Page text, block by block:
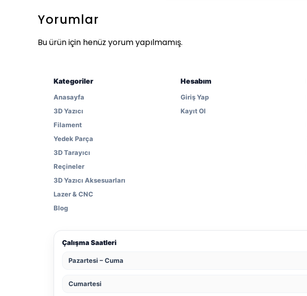
Yorumlar
Bu ürün için henüz yorum yapılmamış.
Kategoriler
Anasayfa
3D Yazıcı
Filament
Yedek Parça
3D Tarayıcı
Reçineler
3D Yazıcı Aksesuarları
Lazer & CNC
Blog
Hesabım
Giriş Yap
Kayıt Ol
Çalışma Saatleri
Pazartesi – Cuma
Cumartesi